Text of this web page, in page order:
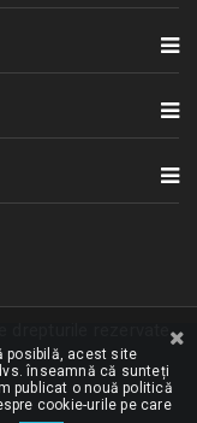
posibilă, acest site
înseamnă că sunteți
publicat o nouă politică
cookie-urile pe care